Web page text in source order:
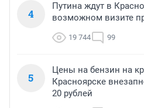
4
Путина ждут в
возможном визите
19 744 99
5
Цены на бензин на
Красноярске
20 рублей